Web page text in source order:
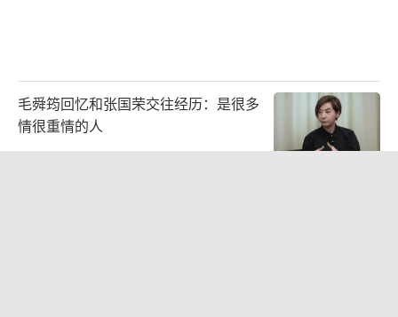
毛舜筠回忆和张国荣交往经历：是很多
情很重情的人
2026-07-28 11:00:25